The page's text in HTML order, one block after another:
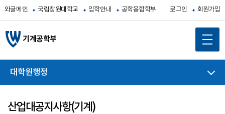
와글메인 국립창원대학교 입학안내 공학융합학부 로그인 회원가입
기계공학부
대학원행정
산업대공지사항(기계)